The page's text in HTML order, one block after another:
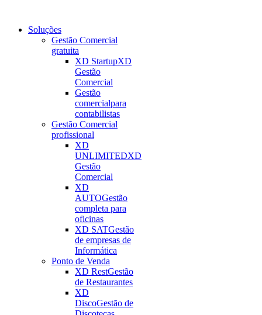
Soluções
Gestão Comercial
gratuita
XD StartupXD
Gestão
Comercial
Gestão
comercialpara
contabilistas
Gestão Comercial
profissional
XD
UNLIMITEDXD
Gestão
Comercial
XD
AUTOGestão
completa para
oficinas
XD SATGestão
de empresas de
Informática
Ponto de Venda
XD RestGestão
de Restaurantes
XD
DiscoGestão de